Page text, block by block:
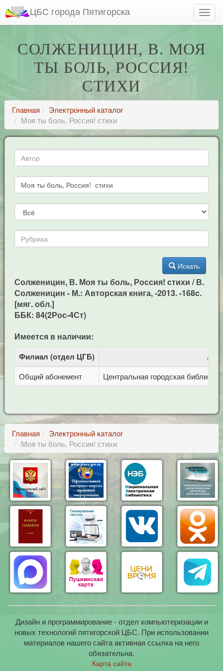
ЦБС города Пятигорска
СОЛЖЕНИЦИН, В. МОЯ
ТЫ БОЛЬ, РОССИЯ!
СТИХИ
Главная
Электронный каталог
Моя ты боль, Россия! стихи
Искать
Солженицин, В. Моя ты боль, Россия! стихи / В.
Солженицин - М.: Авторская книга, -2013. -168c.
[мяг. обл.]
ББК: 84(2Рос-4Ст)
Имеется в наличии:
Филиал (отдел ЦГБ)
Общий абонемент Центральная городская
Главная
Электронный каталог
Моя ты боль, Россия! стихи
Дизайн и программирование - отдел компьютеризации и
новых технологий пятигорской ЦБС. При использовании
материалов нашего сайта активная ссылка на него
обязательна.
Карта сайта